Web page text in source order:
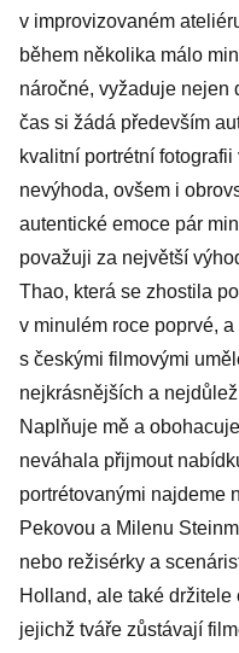
v improvizovaném
během několika málo
náročné, vyžaduje nejen
čas si žádá především
kvalitní portrétní
nevýhoda, ovšem i
autentické emoce pár
považuji za největší
Thao, která se zhostila
v minulém roce poprvé,
s českými filmovými
nejkrásnějších a
Naplňuje mě a
neváhala přijmout
portrétovanými najdeme
Pekovou a Milenu
nebo režisérky a
Holland, ale také
jejichž tváře zůstávají